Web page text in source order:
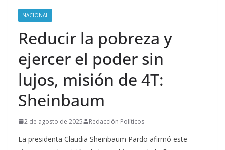
NACIONAL
Reducir la pobreza y
ejercer el poder sin
lujos, misión de 4T:
Sheinbaum
2 de agosto de 2025 Redacción Políticos
La presidenta Claudia Sheinbaum Pardo afirmó este